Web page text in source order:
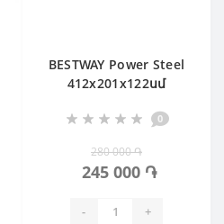
BESTWAY Power Steel
412х201х122սմ
0
280 000 ֏
245 000 ֏
- +